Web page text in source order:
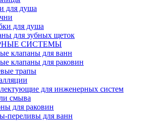
для душа
для душа
для зубных щеток
СИСТЕМЫ
клапаны для ванн
клапаны для раковин
трапы
для инженерных систем
смыва
для раковин
переливы для ванн